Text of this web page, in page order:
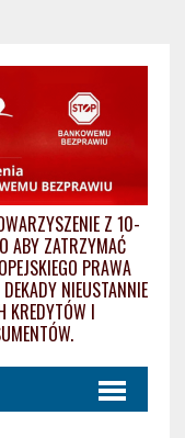
Z 10-
ABY ZATRZYMAĆ
PRAWA
NIEUSTANNIE
KREDYTÓW I